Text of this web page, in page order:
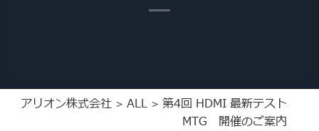
アリオン株式会社 >ALL >第4回 HDMI 最新テスト
MTG 開催のご案内